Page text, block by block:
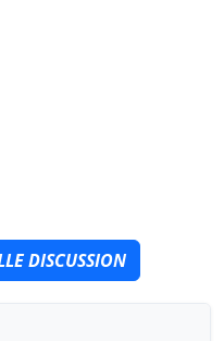
DISCUSSION